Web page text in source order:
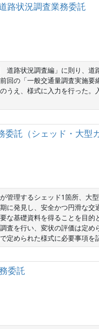
路状況調査業務委託
道路状況調査編」に則り、
回の「一般交通量調査実施
うえ、様式に入力を行った
託（シェッド・大型カ
管理するシェッド1箇所、大
に発見し、安全かつ円滑な
な基礎資料を得ることを目
査を行い、変状の評価は定め
定められた様式に必要事項を
委託